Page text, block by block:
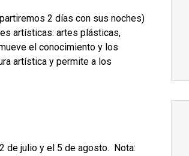
2 días con sus noches)
artísticas: artes plásticas,
el conocimiento y los
artística y permite a los
de julio y el 5 de agosto. Nota: